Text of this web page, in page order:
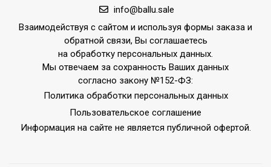
установки
Доп.опция
Напряжение
электропитания, В
220 - 240
(крепления)
Напольная / Настенная
Режим защиты от
замерзания
Да
info@ballu.sale
Взаимодействуя с сайтом и используя формы заказа и
обратной связи, Вы соглашаетесь
на обработку персональных данных.
Мы отвечаем за сохранность Ваших данных
согласно закону №152-ФЗ:
Политика обработки персональных данных
Пользовательское соглашение
Информация на сайте не является публичной офертой.